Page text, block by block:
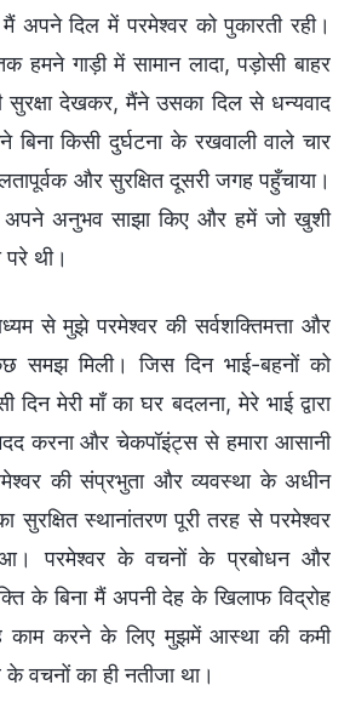
दिल में परमेश्वर को पुकारती रही।
हमने गाड़ी में सामान लादा, पड़ोसी बाहर
देखकर, मैंने उसका दिल से धन्यवाद
बिना किसी दुर्घटना के रखवाली वाले चार
और सुरक्षित दूसरी जगह पहुँचाया।
अनुभव साझा किए और हमें जो खुशी
थी।
से मुझे परमेश्वर की सर्वशक्तिमत्ता और
समझ मिली। जिस दिन भाई-बहनों को
दिन मेरी माँ का घर बदलना, मेरे भाई द्वारा
करना और चेकपॉइंट्स से हमारा आसानी
की संप्रभुता और व्यवस्था के अधीन
सुरक्षित स्थानांतरण पूरी तरह से परमेश्वर
परमेश्वर के वचनों के प्रबोधन और
के बिना मैं अपनी देह के खिलाफ विद्रोह
काम करने के लिए मुझमें आस्था की कमी
वचनों का ही नतीजा था।